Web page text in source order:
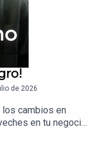
de 2026
cambios en
en tu negocio